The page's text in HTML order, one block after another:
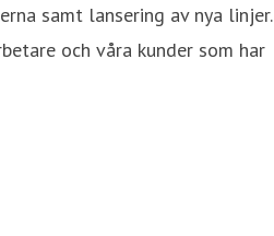
samt lansering av nya linjer.
och våra kunder som har